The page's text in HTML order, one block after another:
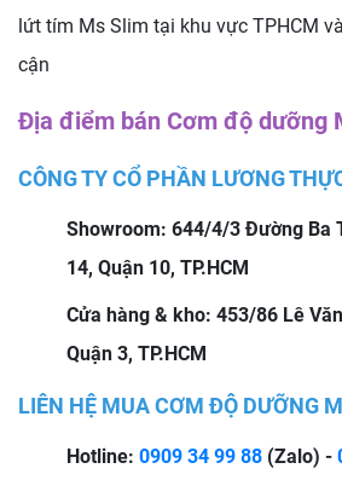
lứt tím Ms Slim tại khu vực TPHCM
cận
Địa điểm bán Cơm độ dưỡng
CÔNG TY CỔ PHẦN LƯƠNG
Showroom: 644/4/3 Đường Ba
14, Quận 10, TP.HCM
Cửa hàng & kho: 453/86 Lê
Quận 3, TP.HCM
LIÊN HỆ MUA CƠM ĐỘ DƯỠNG
Hotline: 0909 34 99 88 (Zalo) -